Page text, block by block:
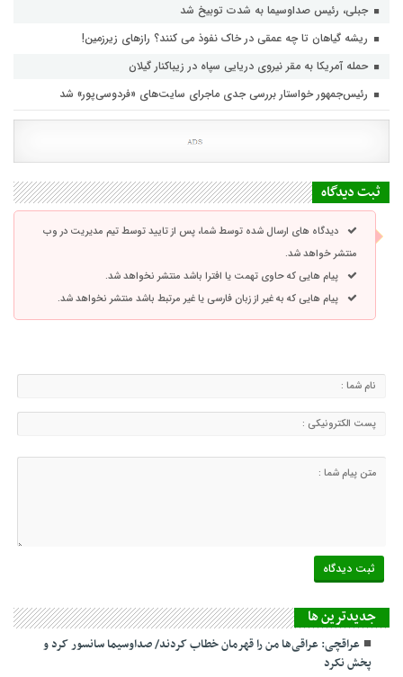
جبلی، رئیس صداوسیما به شدت توبیخ شد
ریشه گیاهان تا چه عمقی در خاک نفوذ می کنند؟ رازهای زیرزمین!
حمله آمریکا به مقر نیروی دریایی سپاه در زیباکنار گیلان
رئیس‌جمهور خواستار بررسی جدی ماجرای سایت‌های «فردوسی‌پور» شد
ثبت دیدگاه
دیدگاه های ارسال شده توسط شما، پس از تایید توسط تیم مدیریت در وب
منتشر خواهد شد.
پیام هایی که حاوی تهمت یا افترا باشد منتشر نخواهد شد.
پیام هایی که به غیر از زبان فارسی یا غیر مرتبط باشد منتشر نخواهد شد.
جديدترين ها
عراقچی: عراقی‌ها من را قهرمان خطاب کردند/ صداوسیما سانسور کرد و
پخش نکرد